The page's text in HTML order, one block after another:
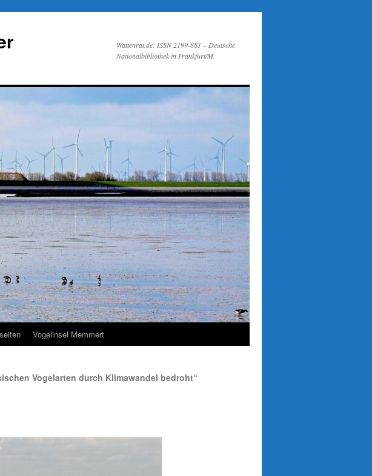
Wattenrat.de: ISSN 2199-881 – Deutsche
Nationalbibliothek in Frankfurt/M.
Vogelinsel Memmert
Vogelarten durch Klimawandel bedroht“